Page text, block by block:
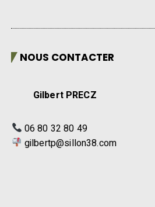
NOUS CONTACTER
Gilbert PRECZ
06 80 32 80 49
gilbertp@sillon38.com